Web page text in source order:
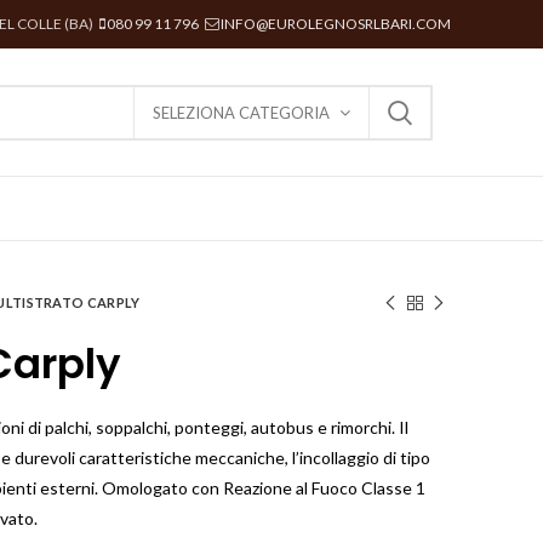
COLLE (BA) 080 99 11 796 INFO@EUROLEGNOSRLBARI.COM
SELEZIONA CATEGORIA
CARPLY
di palchi, soppalchi, ponteggi, autobus e rimorchi. Il
durevoli caratteristiche meccaniche, l’incollaggio di tipo
esterni. Omologato con Reazione al Fuoco Classe 1